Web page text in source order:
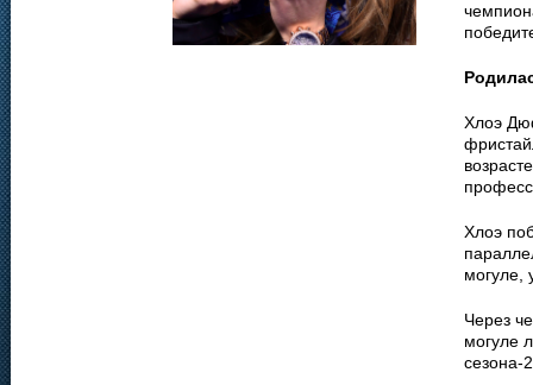
Хлоэ
Хлоэ
могуле,
Через
могуле
сезона-